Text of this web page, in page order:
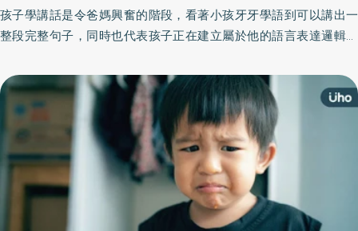
孩子學講話是令爸媽興奮的階段，看著小孩牙牙學語到可以講出一
整段完整句子，同時也代表孩子正在建立屬於他的語言表達邏輯。
結巴不清楚，到底口吃是什麼？會自己好嗎？《優活健康網》特邀
仁生復建科診所院長、復健科醫師陳渝仁撰文，解答口吃原因與治
療方式。